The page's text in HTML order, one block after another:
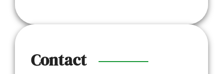
Contact